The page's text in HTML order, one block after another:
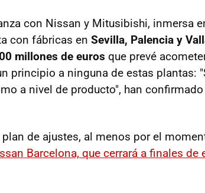
con Nissan y Mitusibishi, inmersa
con fábricas en Sevilla, Palencia y
millones de euros que prevé
principio a ninguna de estas plantas:
a nivel de producto", han
de ajustes, al menos por el
Barcelona, que cerrará a finales de